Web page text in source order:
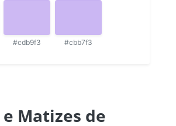
#cdb9f3 #cbb7f3
e Matizes de